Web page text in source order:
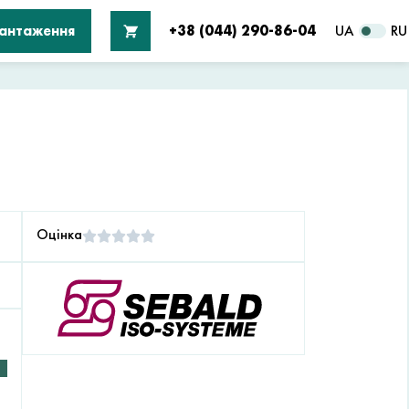
+38 (044) 290-86-04 UA RU
Оцінка